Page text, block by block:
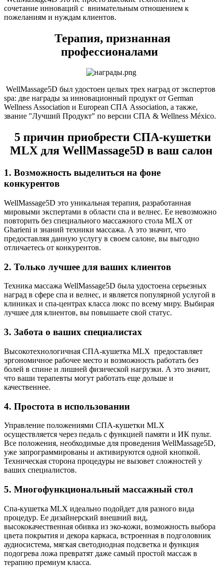
сочетание инноваций с внимательным отношением к
пожеланиям и нуждам клиентов.
Терапия, признанная
профессионалами
WellMassage5D был удостоен целых трех наград от экспертов
spa: две награды за инновационный продукт от German
Wellness Association и European СПА Association, а также,
звание "Лучший Продукт" по версии СПА & Wellness México.
5 причин приобрести СПА-кушетки
MLX для WellMassage5D в ваш салон
1. Возможность выделиться на фоне
конкурентов
WellMassage5D это уникальная терапия, разработанная
мировыми экспертами в области спа и велнес. Ее невозможно
повторить без специального массажного стола MLX от
Gharieni и знаний техники массажа. А это значит, что
предоставляя данную услугу в своем салоне, вы выгодно
отличаетесь от конкурентов.
2. Только лучшее для ваших клиентов
Техника массажа WellMassage5D была удостоена серьезных
наград в сфере спа и велнес, и является популярной услугой в
клиниках и спа-центрах класса люкс по всему миру. Выбирая
лучшее для клиентов, вы повышаете свой статус.
3. Забота о ваших специалистах
Высокотехнологичная СПА-кушетка MLX предоставляет
эргономичное рабочее место и возможность работать без
болей в спине и лишней физической нагрузки. А это значит,
что ваши терапевты могут работать еще дольше и
качественнее.
4. Простота в использовании
Управление положениями СПА-кушетки MLX
осуществляется через педаль с функцией памяти и ИК пульт.
Все положения, необходимые для проведения WellMassage5D,
уже запрограммированы и активируются одной кнопкой.
Техническая сторона процедуры не вызовет сложностей у
ваших специалистов.
5. Многофункциональный массажный стол
Спа-кушетка MLX идеально подойдет для разного вида
процедур. Ее дизайнерский внешний вид,
высококачественная обивка из эко-кожи, возможность выбора
цвета покрытия и декора каркаса, встроенная в подголовник
аудиосистема, мягкая светодиодная подсветка и функция
подогрева ложа превратят даже самый простой массаж в
терапию премиум класса.